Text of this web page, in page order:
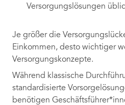
Versorgungslösungen
Je größer die
Einkommen, desto wichtiger
Versorgungskonzepte.
Während klassische
standardisierte
benötigen